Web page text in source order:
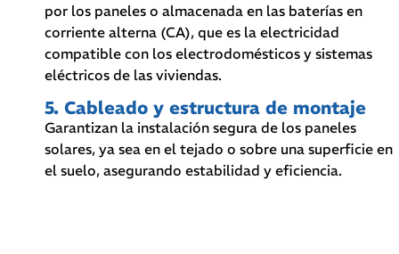
por los paneles o almacenada en las baterías en
corriente alterna (CA), que es la electricidad
compatible con los electrodomésticos y sistemas
eléctricos de las viviendas.
5. Cableado y estructura de montaje
Garantizan la instalación segura de los paneles
solares, ya sea en el tejado o sobre una superficie en
el suelo, asegurando estabilidad y eficiencia.